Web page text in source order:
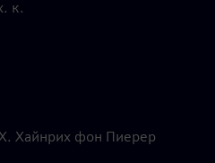
к.
Хайнрих фон Пиерер